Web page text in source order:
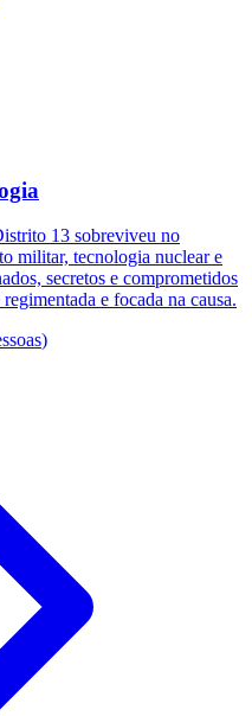
13 sobreviveu no
militar, tecnologia nuclear e
secretos e comprometidos
e focada na causa.
)